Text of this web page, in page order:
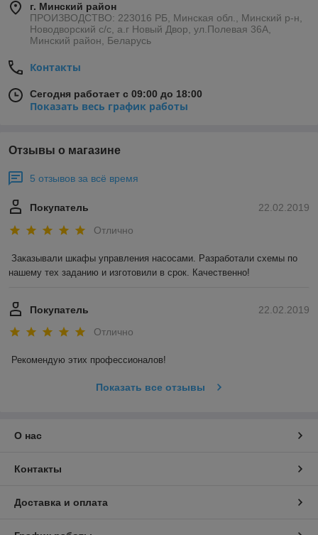
г. Минский район
ПРОИЗВОДСТВО: 223016 РБ, Минская обл., Минский р-н,
Новодворский с/с, а.г Новый Двор, ул.Полевая 36А,
Минский район, Беларусь
Контакты
Сегодня работает с 09:00 до 18:00
Показать весь график работы
Отзывы о магазине
5 отзывов за всё время
22.02.2019
Покупатель
Отлично
Заказывали шкафы управления насосами. Разработали схемы по
нашему тех заданию и изготовили в срок. Качественно!
22.02.2019
Покупатель
Отлично
Рекомендую этих профессионалов!
Показать все отзывы
О нас
Контакты
Доставка и оплата